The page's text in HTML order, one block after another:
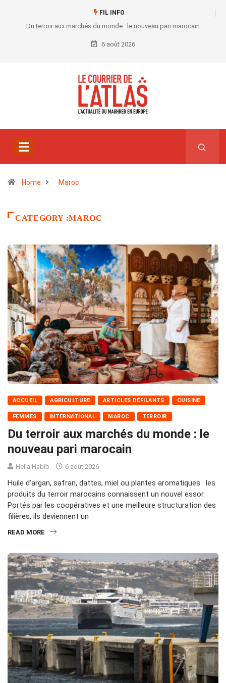
FIL INFO
Du terroir aux marchés du monde : le nouveau pari marocain
6 août 2026
Home Maroc
CATEGORY :MAROC
ACCUEIL AGRICULTURE ARTICLES DÉFILANTS CUISINE
FEMMES INTERNATIONAL MAROC TERROIR
Du terroir aux marchés du monde : le
nouveau pari marocain
Hella Habib 6 août 2026
Huile d’argan, safran, dattes, miel ou plantes aromatiques : les
produits du terroir marocains connaissent un nouvel essor.
Portés par les coopératives et une meilleure structuration des
filières, ils deviennent un
READ MORE